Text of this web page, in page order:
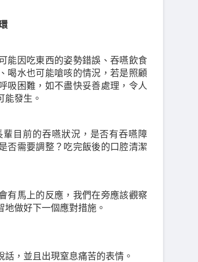
能因吃東西的姿勢錯誤、吞嚥飲食
喝水也可能嗆咳的情況，若是照顧
吸困難，如不盡快妥善處理，令人
能發生。
目前的吞嚥狀況，是否有吞嚥障
否需要調整？吃完飯後的口腔清潔
有馬上的反應，我們在旁應該觀察
做好下一個應對措施。
，並且出現窒息痛苦的表情。